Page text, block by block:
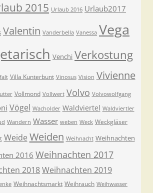
2015 Urlaub 2016 Urlaub2017
Valentin Vanderbella Vanessa Vega
Venchi Verkostung
Villa Kunterbunt Vinosus Vision Vivienne
Vollmond Vollwert Volvo Volvowolfgang
Vögel Wacholder Waldviertel Waldviertler
Wandern Wasser weben Weck Weckgläser
Weide Weiden Weihnacht Weihnachten
2016 Weihnachten 2017
2018Weihnachten 2019
Weihnachtsmarkt Weihrauch Weihwasser